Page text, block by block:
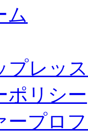
ム
プレッ
ポリシー
ープロ